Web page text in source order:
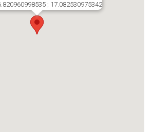
; 17.082530975342